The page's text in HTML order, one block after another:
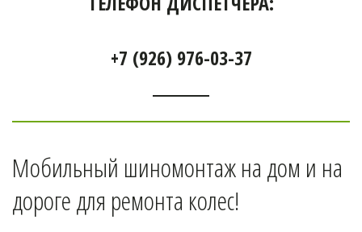
+7 (926) 976-03-37
Мобильный шиномонтаж на дом и на
дороге для ремонта колес!